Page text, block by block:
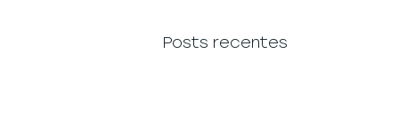
Posts recentes